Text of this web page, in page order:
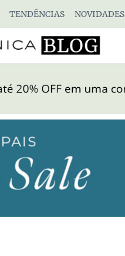
TENDÊNCIAS NOVIDADES